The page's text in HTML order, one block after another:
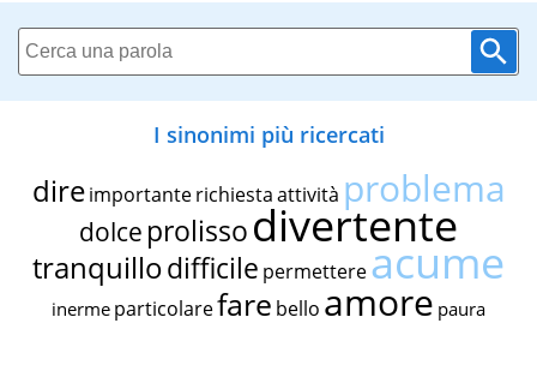
I sinonimi più ricercati
dire importante richiestaattività problema
dolce prolissodivertente
tranquillodifficile permettereacume
inerme particolarefare bello amore paura